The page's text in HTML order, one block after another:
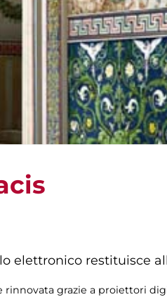
elettronico restituisce
rinnovata grazie a proiettori